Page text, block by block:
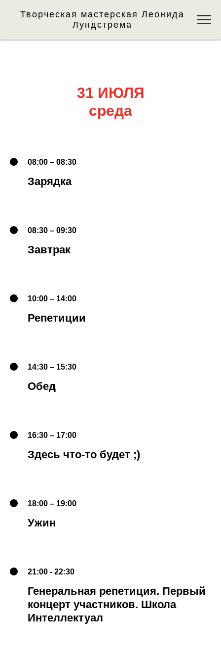
Творческая мастерская Леонида
Лундстрема
31 ИЮЛЯ
среда
08:00 – 08:30
Зарядка
08:30 – 09:30
Завтрак
10:00 – 14:00
Репетиции
14:30 – 15:30
Обед
16:30 – 17:00
Здесь что-то будет ;)
18:00 – 19:00
Ужин
21:00 - 22:30
Генеральная репетиция. Первый
концерт участников. Школа
Интеллектуал